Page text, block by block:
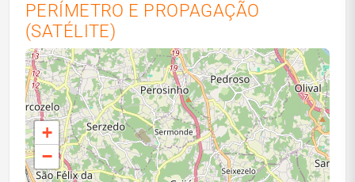
PERÍMETRO E PROPAGAÇÃO
(SATÉLITE)
+
−